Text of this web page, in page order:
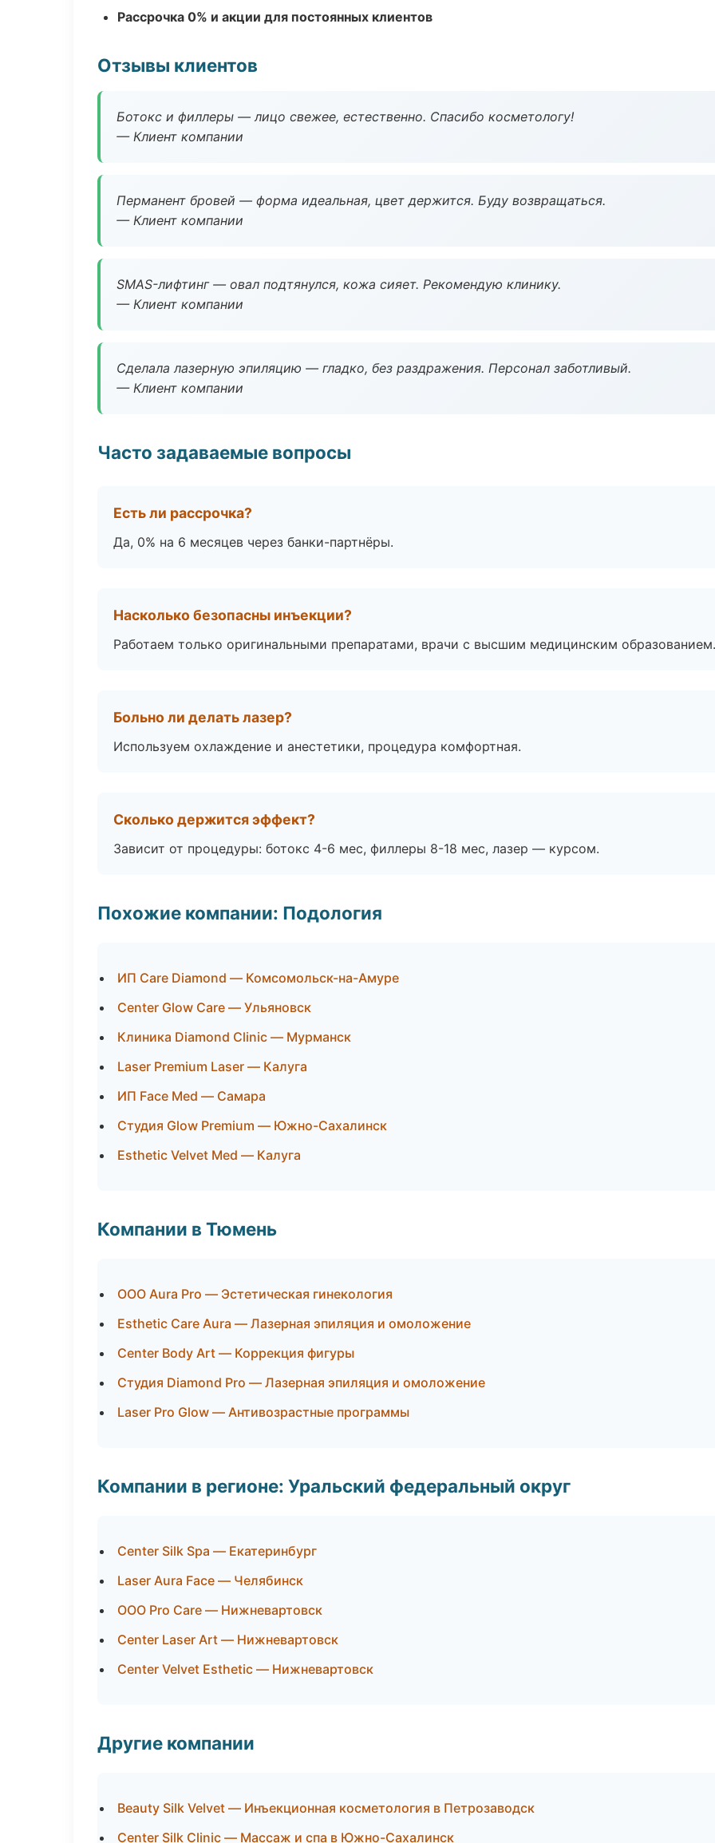
Рассрочка 0% и акции для постоянных клиентов
Отзывы клиентов
Ботокс и филлеры — лицо свежее, естественно. Спасибо косметологу!
— Клиент компании
Перманент бровей — форма идеальная, цвет держится. Буду возвращаться.
— Клиент компании
SMAS-лифтинг — овал подтянулся, кожа сияет. Рекомендую клинику.
— Клиент компании
Сделала лазерную эпиляцию — гладко, без раздражения. Персонал заботливый.
— Клиент компании
Часто задаваемые вопросы
Есть ли рассрочка?
Да, 0% на 6 месяцев через банки-партнёры.
Насколько безопасны инъекции?
Работаем только оригинальными препаратами, врачи с высшим медицинским образованием.
Больно ли делать лазер?
Используем охлаждение и анестетики, процедура комфортная.
Сколько держится эффект?
Зависит от процедуры: ботокс 4-6 мес, филлеры 8-18 мес, лазер — курсом.
Похожие компании: Подология
ИП Care Diamond — Комсомольск-на-Амуре
Center Glow Care — Ульяновск
Клиника Diamond Clinic — Мурманск
Laser Premium Laser — Калуга
ИП Face Med — Самара
Студия Glow Premium — Южно-Сахалинск
Esthetic Velvet Med — Калуга
Компании в Тюмень
ООО Aura Pro — Эстетическая гинекология
Esthetic Care Aura — Лазерная эпиляция и омоложение
Center Body Art — Коррекция фигуры
Студия Diamond Pro — Лазерная эпиляция и омоложение
Laser Pro Glow — Антивозрастные программы
Компании в регионе: Уральский федеральный округ
Center Silk Spa — Екатеринбург
Laser Aura Face — Челябинск
ООО Pro Care — Нижневартовск
Center Laser Art — Нижневартовск
Center Velvet Esthetic — Нижневартовск
Другие компании
Beauty Silk Velvet — Инъекционная косметология в Петрозаводск
Center Silk Clinic — Массаж и спа в Южно-Сахалинск